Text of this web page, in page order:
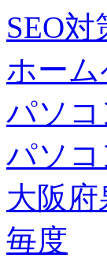
SEO対
ホー
パソコ
パソ
大阪
毎度